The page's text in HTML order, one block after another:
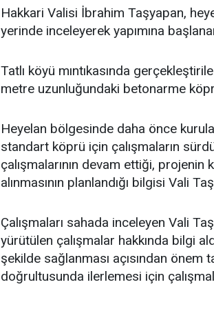
Hakkari Valisi İbrahim Taşyapan,
yerinde inceleyerek yapımına
Tatlı köyü mıntıkasında
metre uzunluğundaki betonarme
Heyelan bölgesinde daha önce
standart köprü için çalışmaların
çalışmalarının devam ettiği,
alınmasının planlandığı bilgisi Vali
Çalışmaları sahada inceleyen Vali
yürütülen çalışmalar hakkında bilgi
şekilde sağlanması açısından
doğrultusunda ilerlemesi için